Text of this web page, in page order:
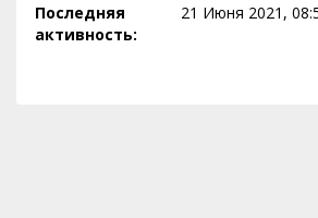
Последняя
активность:
21 Июня 2021,